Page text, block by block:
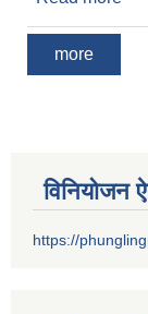
more
विनियोजन
https://